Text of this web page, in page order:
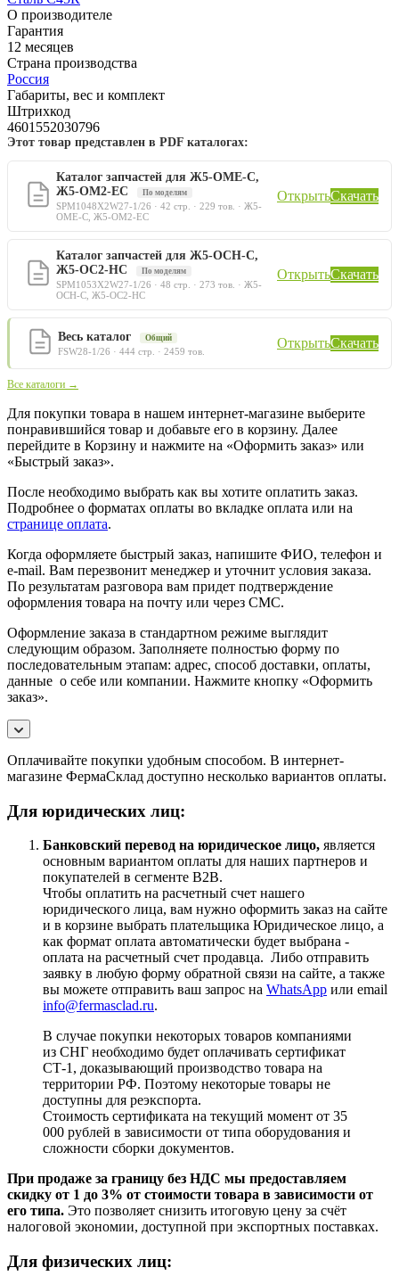
О производителе
Гарантия
12 месяцев
Страна производства
Россия
Габариты, вес и комплект
Штрихкод
4601552030796
Этот товар представлен в PDF каталогах:
Каталог запчастей для Ж5-ОМЕ-С,
Ж5-ОМ2-ЕС
По моделям
SPM1048X2W27-1/26 · 42 стр. · 229 тов. · Ж5-
ОМЕ-С, Ж5-ОМ2-ЕС
ОткрытьСкачать
Каталог запчастей для Ж5-ОСН-С,
Ж5-ОС2-НС
По моделям
SPM1053X2W27-1/26 · 48 стр. · 273 тов. · Ж5-
ОСН-С, Ж5-ОС2-НС
ОткрытьСкачать
Весь каталог Общий
FSW28-1/26 · 444 стр. · 2459 тов.
ОткрытьСкачать
Все каталоги →
Для покупки товара в нашем интернет-магазине выберите
понравившийся товар и добавьте его в корзину. Далее
перейдите в Корзину и нажмите на «Оформить заказ» или
«Быстрый заказ».
После необходимо выбрать как вы хотите оплатить заказ.
Подробнее о форматах оплаты во вкладке оплата или на
странице оплата.
Когда оформляете быстрый заказ, напишите ФИО, телефон и
e-mail. Вам перезвонит менеджер и уточнит условия заказа.
По результатам разговора вам придет подтверждение
оформления товара на почту или через СМС.
Оформление заказа в стандартном режиме выглядит
следующим образом. Заполняете полностью форму по
последовательным этапам: адрес, способ доставки, оплаты,
данные о себе или компании. Нажмите кнопку «Оформить
заказ».
Оплачивайте покупки удобным способом. В интернет-
магазине ФермаСклад доступно несколько вариантов оплаты.
Для юридических лиц:
Банковский перевод на юридическое лицо, является
основным вариантом оплаты для наших партнеров и
покупателей в сегменте B2B.
Чтобы оплатить на расчетный счет нашего
юридического лица, вам нужно оформить заказ на сайте
и в корзине выбрать плательщика Юридическое лицо, а
как формат оплата автоматически будет выбрана -
оплата на расчетный счет продавца. Либо отправить
заявку в любую форму обратной связи на сайте, а также
вы можете отправить ваш запрос на WhatsApp или email
info@fermasclad.ru.
В случае покупки некоторых товаров компаниями
из СНГ необходимо будет оплачивать сертификат
СТ-1, доказывающий производство товара на
территории РФ. Поэтому некоторые товары не
доступны для реэкспорта.
Стоимость сертификата на текущий момент от 35
000 рублей в зависимости от типа оборудования и
сложности сборки документов.
При продаже за границу без НДС мы предоставляем
скидку от 1 до 3% от стоимости товара в зависимости от
его типа. Это позволяет снизить итоговую цену за счёт
налоговой экономии, доступной при экспортных поставках.
Для физических лиц: